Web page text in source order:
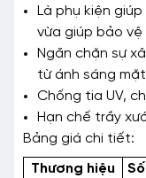
Là phụ kiện
vừa giúp bảo
Ngăn chặn sự
từ ánh sáng
Chống tia UV,
Hạn chế trầy
Bảng giá chi tiết:
Thương hiệu